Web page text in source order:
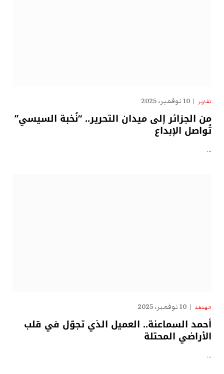
تقارير 10 نوفمبر، 2025
من الجزائر إلى ميدان التحرير.. “نُخبة السيسي”
تُواصل الإبداع
…
الهدهد 10 نوفمبر، 2025
أحمد السماعنة.. العميل الذي تجوّل في قلب
الأراضي المحتلة
…